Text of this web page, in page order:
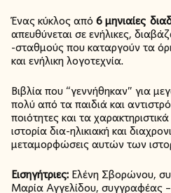
Ένας κύκλος από 6 μηνιαίες
απευθύνεται σε ενήλικες,
-σταθμούς που καταργούν τα
και ενήλικη λογοτεχνία.
Βιβλία που “γεννήθηκαν” για
πολύ από τα παιδιά και
ποιότητες και τα
ιστορία δια-ηλικιακή και
μεταμορφώσεις αυτών των
Εισηγήτριες: Ελένη Σβορώνου,
Μαρία Αγγελίδου, συγγραφέας